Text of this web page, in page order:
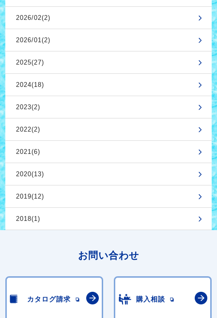
2026/02(2)
2026/01(2)
2025(27)
2024(18)
2023(2)
2022(2)
2021(6)
2020(13)
2019(12)
2018(1)
お問い合わせ
カタログ請求 購入相談